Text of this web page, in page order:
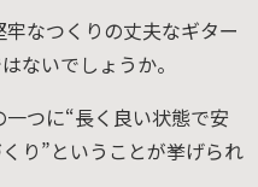
なつくりの丈夫なギター
ないでしょうか。
つに“長く良い状態で安
り”ということが挙げられ